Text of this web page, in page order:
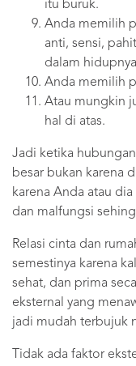
itu buruk.
Anda memilih
anti, sensi,
dalam
Anda memilih
Atau mungkin
hal di atas.
Jadi ketika
besar bukan karena
karena Anda atau
dan malfungsi
Relasi cinta dan
semestinya karena
sehat, dan prima
eksternal yang
jadi mudah terbujuk
Tidak ada faktor